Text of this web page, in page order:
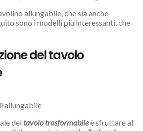
allungabile, che sia anche
sono i modelli più interessanti, che
del tavolo
allungabile
del tavolo trasformabileè sfruttare al